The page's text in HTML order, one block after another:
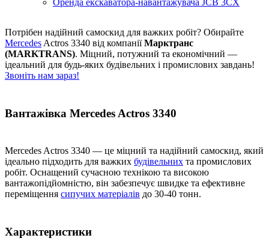
Потрібен надійний самоскид для важких робіт? Обирайте
Mercedes Actros 3340 від компаніїМарктранс
(MARKTRANS). Міцний, потужний та економічний —
ідеальний для будь-яких будівельних і промислових завдань!
Звоніть нам зараз!
Вантажівка Mercedes Actros 3340
Mercedes Actros 3340 — це міцний та надійний самоскид, який
ідеально підходить для важких будівельних та промислових
робіт. Оснащений сучасною технікою та високою
вантажопідйомністю, він забезпечує швидке та ефективне
переміщення сипучих матеріалів до 30-40 тонн.
Характеристики